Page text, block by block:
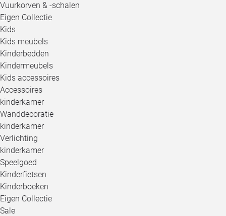
Vuurkorven & -schalen
Eigen Collectie
Kids
Kids meubels
Kinderbedden
Kindermeubels
Kids accessoires
Accessoires
kinderkamer
Wanddecoratie
kinderkamer
Verlichting
kinderkamer
Speelgoed
Kinderfietsen
Kinderboeken
Eigen Collectie
Sale